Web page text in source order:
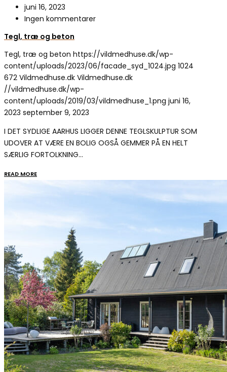
juni 16, 2023
Ingen kommentarer
Tegl, træ og beton
Tegl, træ og beton https://vildmedhuse.dk/wp-
content/uploads/2023/06/facade_syd_1024.jpg 1024
672 Vildmedhuse.dk Vildmedhuse.dk
//vildmedhuse.dk/wp-
content/uploads/2019/03/vildmedhuse_1.png juni 16,
2023 september 9, 2023
I DET SYDLIGE AARHUS LIGGER DENNE TEGLSKULPTUR SOM
UDOVER AT VÆRE EN BOLIG OGSÅ GEMMER PÅ EN HELT
SÆRLIG FORTOLKNING…
READ MORE